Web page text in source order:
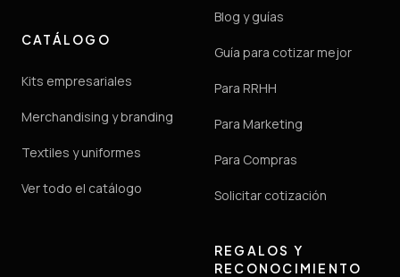
CATÁLOGO
Kits empresariales
Merchandising y branding
Textiles y uniformes
Ver todo el catálogo
Blog y guías
Guía para cotizar mejor
Para RRHH
Para Marketing
Para Compras
Solicitar cotización
REGALOS Y
RECONOCIMIENTO